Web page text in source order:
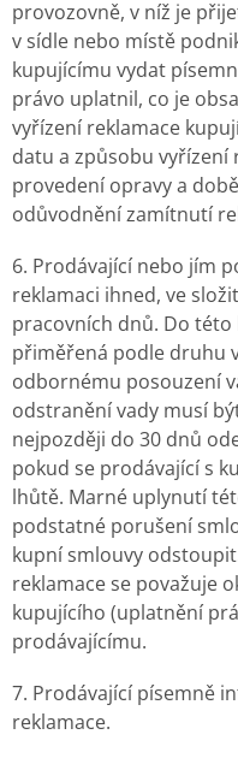
provozovně, v níž je
v sídle nebo místě
kupujícímu vydat
právo uplatnil, co je
vyřízení reklamace
datu a způsobu vyřízení
provedení opravy a
odůvodnění zamítnutí
6. Prodávající nebo jím
reklamaci ihned, ve
pracovních dnů. Do
přiměřená podle druhu
odbornému posouzení
odstranění vady musí
nejpozději do 30 dnů
pokud se prodávající s
lhůtě. Marné uplynutí
podstatné porušení
kupní smlouvy
reklamace se považuje
kupujícího (uplatnění
prodávajícímu.
7. Prodávající písemně
reklamace.